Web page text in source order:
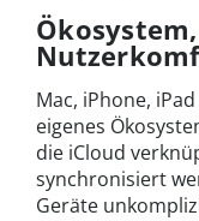
Mac, iPhone,
eigenes
die iCloud
synchronisiert
Geräte